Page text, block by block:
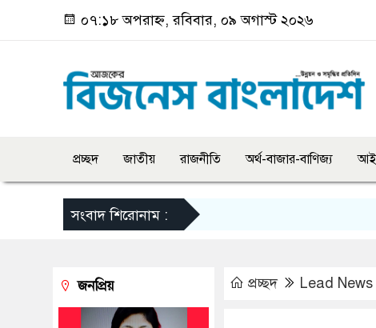
০৭:১৮ অপরাহ্ন, রবিবার, ০৯ অগাস্ট ২০২৬
প্রচ্ছদ জাতীয় রাজনীতি অর্থ-বাজার-বাণিজ্য
সংবাদ শিরোনাম :
প্রচ্ছদ Lead News
জনপ্রিয়